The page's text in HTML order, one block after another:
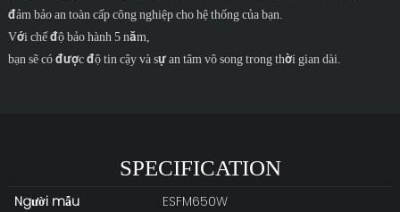
đảm bảo an toàn cấp công nghiệp cho hệ thống của bạn.
Với chế độ bảo hành 5 năm,
bạn sẽ có được độ tin cậy và sự an tâm vô song trong thời gian dài.
SPECIFICATION
Người mẫu
ESFM650W